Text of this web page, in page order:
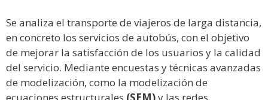
Se analiza el transporte de viajeros de larga distancia,
en concreto los servicios de autobús, con el objetivo
de mejorar la satisfacción de los usuarios y la calidad
del servicio. Mediante encuestas y técnicas avanzadas
de modelización, como la modelización de
ecuaciones estructurales (SEM)y las redes